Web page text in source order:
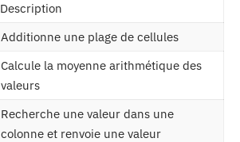
Description
Additionne une plage de cellules
Calcule la moyenne arithmétique des
valeurs
Recherche une valeur dans une
colonne et renvoie une valeur